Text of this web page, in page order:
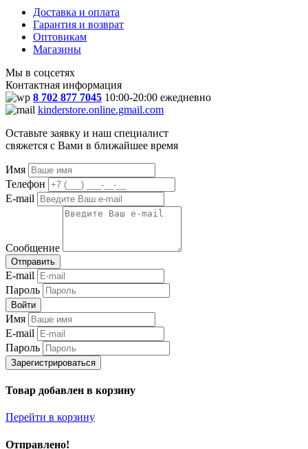
Доставка и оплата
Гарантия и возврат
Оптовикам
Магазины
Мы в соцсетях
Контактная информация
8 702 877 7045 10:00-20:00 ежедневно
kinderstore.online.gmail.com
Оставьте заявку и наш специалист
свяжется с Вами в ближайшее время
Имя
Телефон
E-mail
Сообщение
Отправить
E-mail
Пароль
Войти
Имя
E-mail
Пароль
Зарегистрироваться
Товар добавлен в корзину
Перейти в корзину
Отправлено!